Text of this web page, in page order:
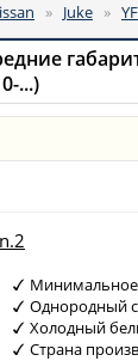
» Juke »
...)
Минимальное
Однородный
Холодный
Страна